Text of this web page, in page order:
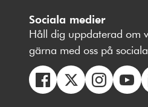
Sociala medier
Håll dig uppdaterad om
gärna med oss på